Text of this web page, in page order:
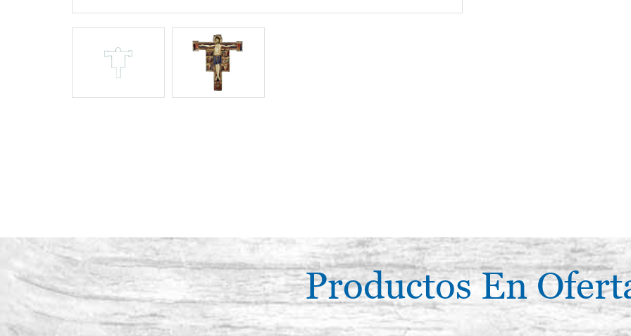
Productos En